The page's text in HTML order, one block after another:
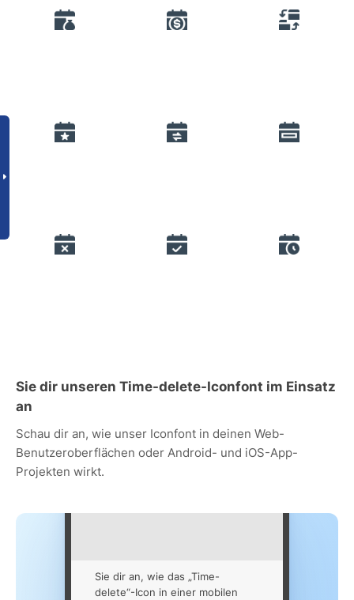
Sie dir unseren Time-delete-Iconfont im Einsatz
an
Schau dir an, wie unser Iconfont in deinen Web-
Benutzeroberflächen oder Android- und iOS-App-
Projekten wirkt.
Sie dir an, wie das „Time-
delete“-Icon in einer mobilen